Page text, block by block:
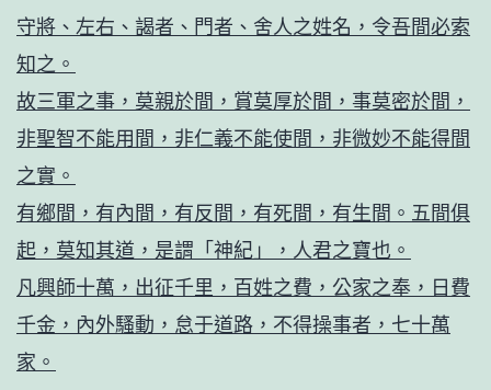
守將、左右、謁者、門者、舍人之姓名，令吾間必索
知之。
故三軍之事，莫親於間，賞莫厚於間，事莫密於間，
非聖智不能用間，非仁義不能使間，非微妙不能得間
之實。
有鄉間，有內間，有反間，有死間，有生間。五間俱
起，莫知其道，是謂「神紀」，人君之寶也。
凡興師十萬，出征千里，百姓之費，公家之奉，日費
千金，內外騷動，怠于道路，不得操事者，七十萬
家。